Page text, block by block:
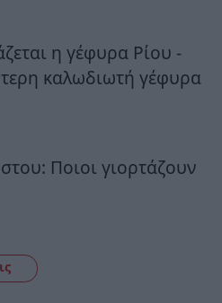
η γέφυρα Ρίου -
καλωδιωτή γέφυρα
Ποιοι γιορτάζουν